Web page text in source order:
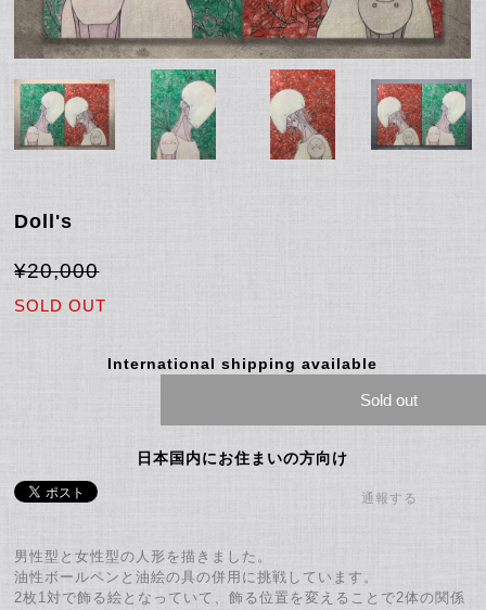
Doll's
¥20,000
SOLD OUT
International shipping available
Sold out
日本国内にお住まいの方向け
通報する
男性型と女性型の人形を描きました。
油性ボールペンと油絵の具の併用に挑戦しています。
2枚1対で飾る絵となっていて、飾る位置を変えることで2体の関係